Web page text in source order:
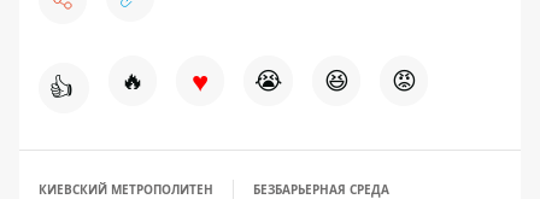
👍 🔥 ♥ 😭 😆 😡
КИЕВСКИЙ МЕТРОПОЛИТЕН БЕЗБАРЬЕРНАЯ СРЕДА